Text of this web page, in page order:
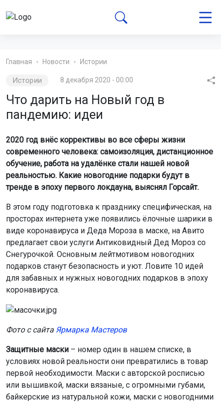
Главная Новости Истории
Истории 8 декабря 2020 - 00:00
Что дарить на Новый год в
пандемию: идеи
2020 год внёс коррективы во все сферы жизни
современного человека: самоизоляция, дистанционное
обучение, работа на удалёнке стали нашей новой
реальностью. Какие новогодние подарки будут в
тренде в эпоху первого локдауна, выяснял Горсайт.
В этом году подготовка к празднику специфическая, на
просторах интернета уже появились ёлочные шарики в
виде коронавируса и Деда Мороза в маске, на Авито
предлагает свои услуги Антиковидный Дед Мороз со
Снегурочкой. Основным лейтмотивом новогодних
подарков станут безопасность и уют. Ловите 10 идей
для забавных и нужных новогодних подарков в эпоху
коронавируса.
Фото с сайта Ярмарка Мастеров
Защитные маски – номер один в нашем списке, в
условиях новой реальности они превратились в товар
первой необходимости. Маски с авторской росписью
или вышивкой, маски вязаные, с огромными губами,
байкерские из натуральной кожи, маски с новогодними